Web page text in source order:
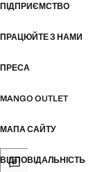
ПІДПРИЄМСТВО
ПРАЦЮЙТЕ З НАМИ
ПРЕСА
MANGO OUTLET
МАПА САЙТУ
ВІДПОВІДАЛЬНІСТЬ